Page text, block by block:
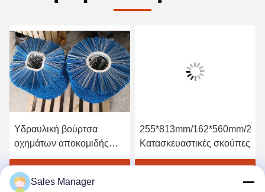
Υδραυλική βούρτσα
οχημάτων αποκομιδής
απορριμμάτων δύναμης
φορτωτών ταύρων
ολισθήσεων σκουπών
Πάρτε την καλύτερη τιμή
255*813mm/162*560mm/
Κατασκευαστικές σκούπες
Sales Manager